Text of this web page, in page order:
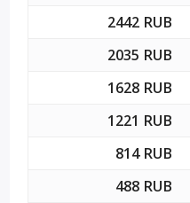
2442 RUB
2035 RUB
1628 RUB
1221 RUB
814 RUB
488 RUB